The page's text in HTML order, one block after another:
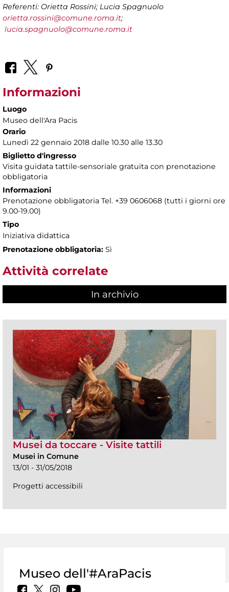
Referenti: Orietta Rossini; Lucia Spagnuolo
orietta.rossini@comune.roma.it;
lucia.spagnuolo@comune.roma.it
Informazioni
Luogo
Museo dell'Ara Pacis
Orario
Lunedì 22 gennaio 2018 dalle 10.30 alle 13.30
Biglietto d'ingresso
Visita guidata tattile-sensoriale gratuita con prenotazione
obbligatoria
Informazioni
Prenotazione obbligatoria Tel. +39 0606068 (tutti i giorni ore
9.00-19.00)
Tipo
Iniziativa didattica
Prenotazione obbligatoria: Sì
Attività correlate
In archivio
Musei da toccare - Visite tattili
Musei in Comune
13/01 - 31/05/2018
Progetti accessibili
Museo dell'#AraPacis